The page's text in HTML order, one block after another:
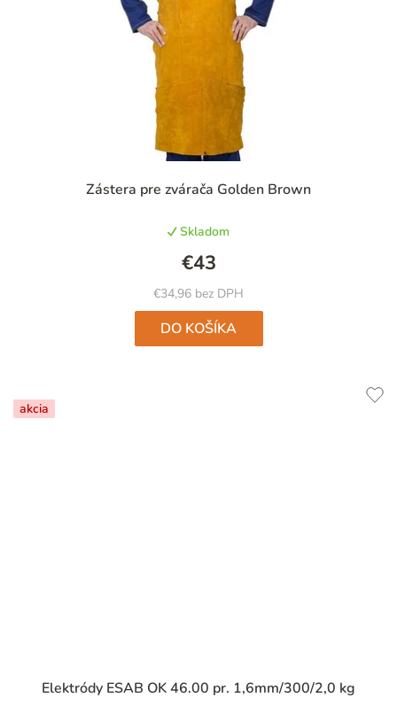
Zástera pre zvárača Golden Brown
hodnotenie
je
5,0
z
5
hviezdičiek.
Skladom
€34,96 bez DPH
€43
DO KOŠÍKA
akcia
Elektródy ESAB OK 46.00 pr. 1,6mm/300/2,0 kg
hodnotenie